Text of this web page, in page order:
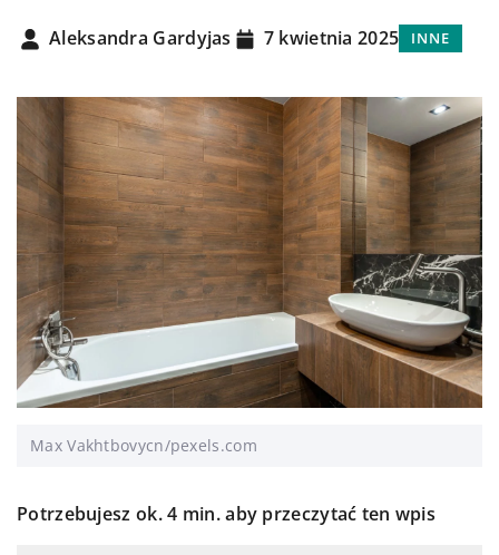
Aleksandra Gardyjas 7 kwietnia 2025 INNE
Max Vakhtbovycn/pexels.com
Potrzebujesz ok. 4 min. aby przeczytać ten wpis